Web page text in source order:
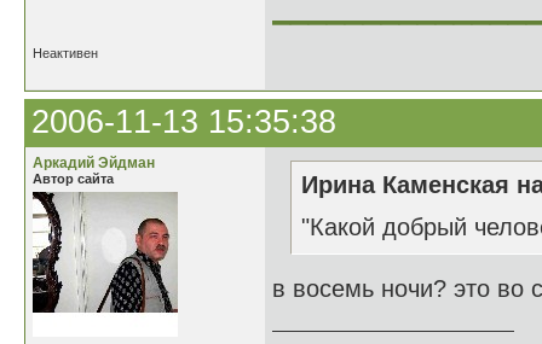
Неактивен
2006-11-13 15:35:38
Аркадий Эйдман
Автор сайта
Ирина Каменская
"Какой добрый
в восемь ночи? это во